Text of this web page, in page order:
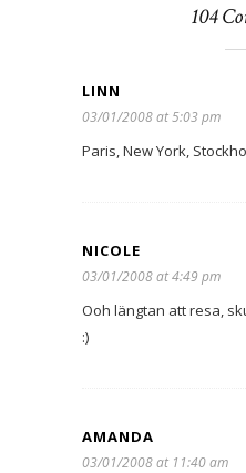
104
LINN
03/01/2008 at 5:03 pm
Paris, New York,
NICOLE
03/01/2008 at 4:49 pm
Ooh längtan att resa,
:)
AMANDA
03/01/2008 at 11:40 am